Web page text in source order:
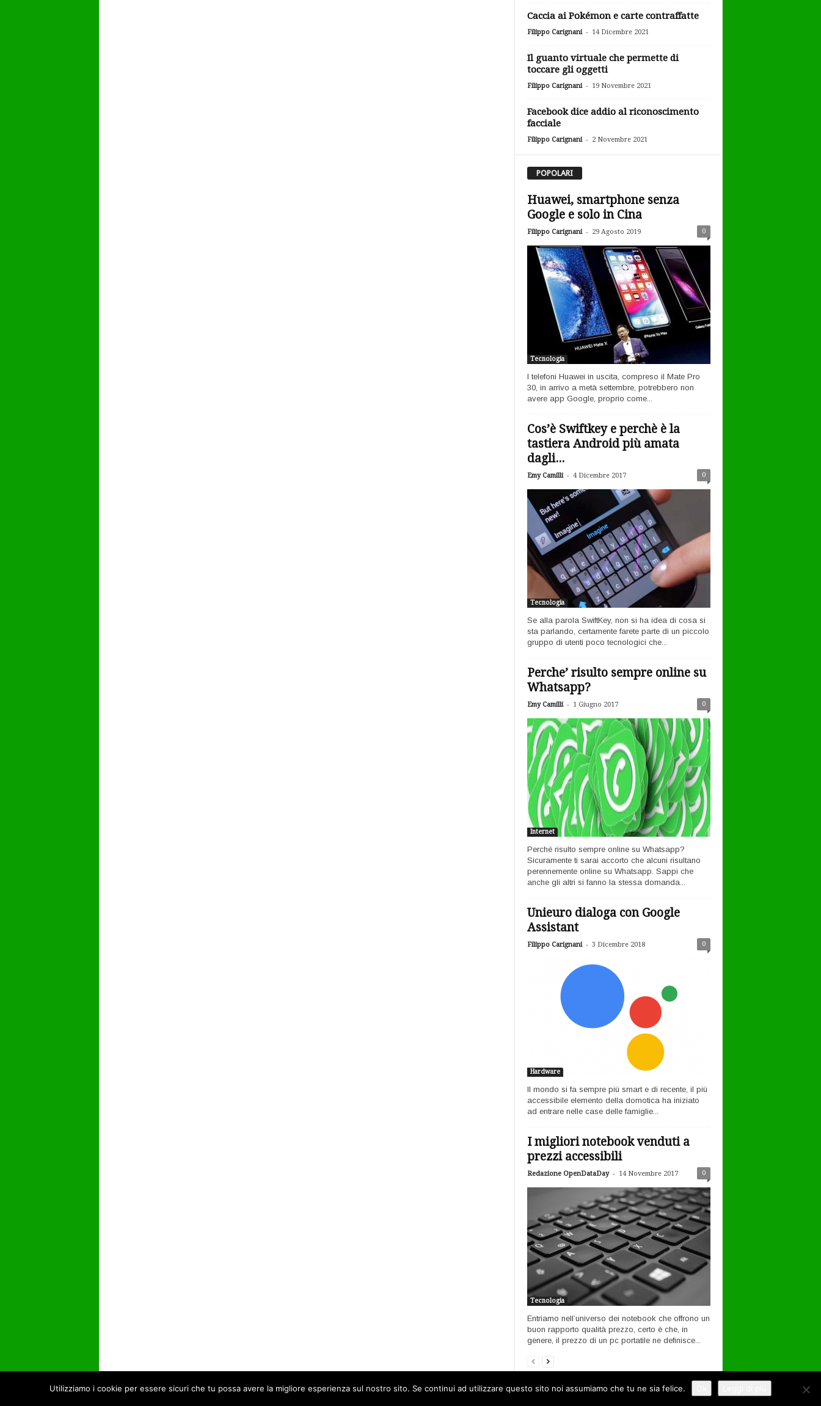
Caccia ai Pokémon e carte contraffatte
Filippo Carignani - 14 Dicembre 2021
Il guanto virtuale che permette di
toccare gli oggetti
Filippo Carignani - 19 Novembre 2021
Facebook dice addio al riconoscimento
facciale
Filippo Carignani - 2 Novembre 2021
POPOLARI
Huawei, smartphone senza
Google e solo in Cina
Filippo Carignani - 29 Agosto 2019 0
Tecnologia
I telefoni Huawei in uscita, compreso il Mate Pro
30, in arrivo a metà settembre, potrebbero non
avere app Google, proprio come...
Cos’è Swiftkey e perchè è la
tastiera Android più amata
dagli...
Emy Camilli - 4 Dicembre 2017 0
Tecnologia
Se alla parola SwiftKey, non si ha idea di cosa si
sta parlando, certamente farete parte di un piccolo
gruppo di utenti poco tecnologici che...
Perche’ risulto sempre online su
Whatsapp?
Emy Camilli - 1 Giugno 2017 0
Internet
Perché risulto sempre online su Whatsapp?
Sicuramente ti sarai accorto che alcuni risultano
perennemente online su Whatsapp. Sappi che
anche gli altri si fanno la stessa domanda...
Unieuro dialoga con Google
Assistant
Filippo Carignani - 3 Dicembre 2018 0
Hardware
Il mondo si fa sempre più smart e di recente, il più
accessibile elemento della domotica ha iniziato
ad entrare nelle case delle famiglie...
I migliori notebook venduti a
prezzi accessibili
Redazione OpenDataDay - 14 Novembre 2017 0
Tecnologia
Entriamo nell’universo dei notebook che offrono un
buon rapporto qualità prezzo, certo è che, in
genere, il prezzo di un pc portatile ne definisce...
Home Open data Software Internet Tecnologia Filosofia open Contatti
© Open Data Day 2017 - Privacy Policy
Utilizziamo i cookie per essere sicuri che tu possa avere la migliore esperienza sul nostro sito. Se continui ad utilizzare questo sito noi assumiamo che tu ne sia felice.